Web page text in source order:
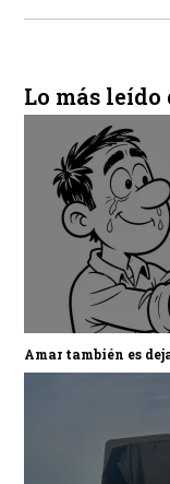
Lo más leído
Amar también es